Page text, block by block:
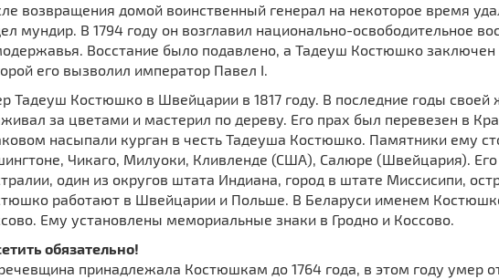
возвращения домой воинственный генерал на некоторое время
мундир. В 1794 году он возглавил национально-освободительное
Восстание было подавлено, а Тадеуш Костюшко заключен
его вызволил император Павел I.
Тадеуш Костюшко в Швейцaрии в 1817 гoду. В последние годы
за цветами и мастерил по дереву. Его прах был перевезен в
насыпали курган в честь Тадеуша Костюшко. Памятники ему
Чикаго, Милуоки, Кливленде (США), Салюре (Швейцария).
один из округов штатa Индиaна, город в штaте Миссисипи,
рaботают в Швейцарии и Польше. В Белaруси именем
Ему устaновлены мемориальные знaки в Гродно и Коссово.
обязательно!
принадлежала Костюшкам до 1764 года, в этом году умер